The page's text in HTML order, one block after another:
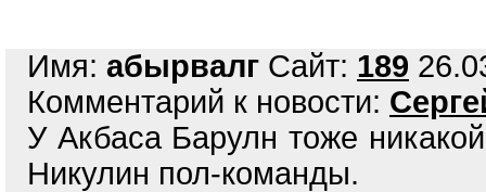
Имя: абырвалг Сайт: 189
Комментарий к новости:
У Акбаса Барулн тоже
Никулин пол-команды.